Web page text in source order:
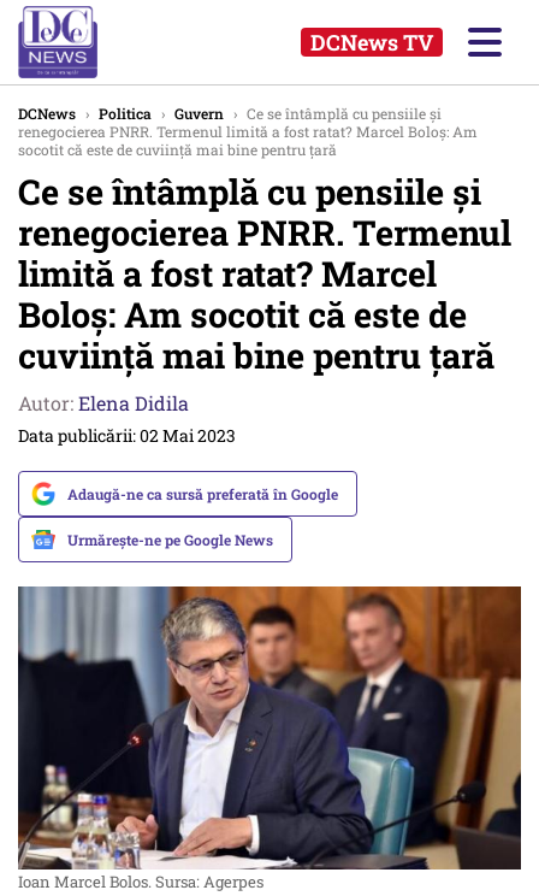
DCNews TV
DCNews › Politica › Guvern › Ce se întâmplă cu pensiile și
renegocierea PNRR. Termenul limită a fost ratat? Marcel Boloș: Am
socotit că este de cuviință mai bine pentru țară
Ce se întâmplă cu pensiile și
renegocierea PNRR. Termenul
limită a fost ratat? Marcel
Boloș: Am socotit că este de
cuviință mai bine pentru țară
Autor:Elena Didila
Data publicării: 02 Mai 2023
Adaugă-ne ca sursă preferată în Google
Urmărește-ne pe Google News
Ioan Marcel Bolos. Sursa: Agerpes